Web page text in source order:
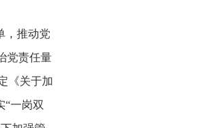
，推动党
党责任量
《关于加
“一岗双